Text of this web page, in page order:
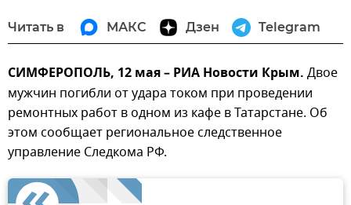
Читать в МАКС Дзен Telegram
СИМФЕРОПОЛЬ, 12 мая – РИА Новости Крым. Двое
мужчин погибли от удара током при проведении
ремонтных работ в одном из кафе в Татарстане. Об
этом сообщает региональное следственное
управление Следкома РФ.